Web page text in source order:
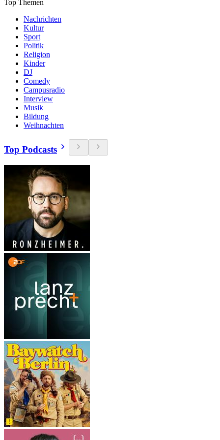
Top Themen
Nachrichten
Kultur
Sport
Politik
Religion
Kinder
DJ
Comedy
Campusradio
Interview
Musik
Bildung
Weihnachten
Top Podcasts